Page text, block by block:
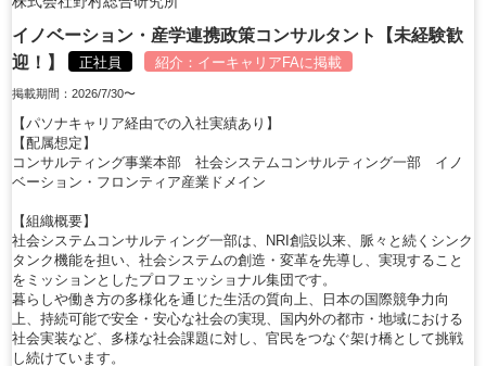
イノベーション・産学連携政策コンサルタント【未経験歓
迎！】
正社員 紹介： イーキャリアFAに掲載
掲載期間：2026/7/30〜
【パソナキャリア経由での入社実績あり】
【配属想定】
コンサルティング事業本部 社会システムコンサルティング一部 イノ
ベーション・フロンティア産業ドメイン
【組織概要】
社会システムコンサルティング一部は、NRI創設以来、脈々と続くシンク
タンク機能を担い、社会システムの創造・変革を先導し、実現すること
をミッションとしたプロフェッショナル集団です。
暮らしや働き方の多様化を通じた生活の質向上、日本の国際競争力向
上、持続可能で安全・安心な社会の実現、国内外の都市・地域における
社会実装など、多様な社会課題に対し、官民をつなぐ架け橋として挑戦
し続けています。